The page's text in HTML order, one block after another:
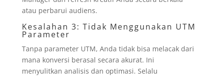
atau perbarui audiens.
Kesalahan 3: Tidak Menggunakan UTM
Parameter
Tanpa parameter UTM, Anda tidak bisa melacak dari
mana konversi berasal secara akurat. Ini
menyulitkan analisis dan optimasi. Selalu